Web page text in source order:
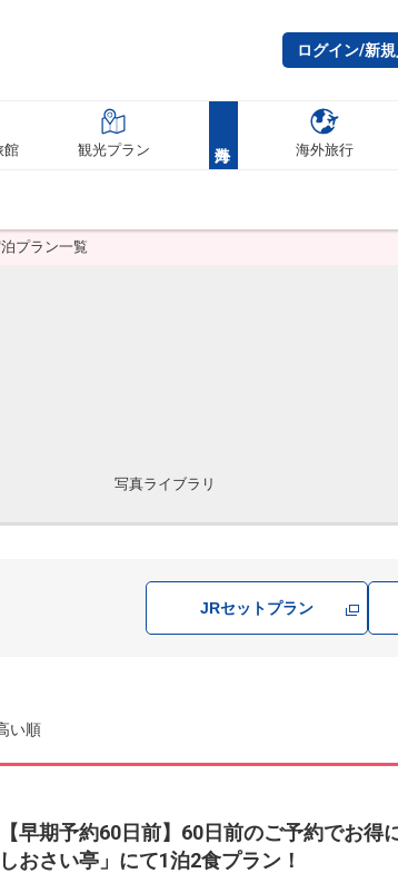
ログイン/新
館 観光プラン 海外旅行
プラン一覧
写真ライブラリ
JRセットプラン
い順
【早期予約60日前】60日前のご予約でお得
しおさい亭」にて1泊2食プラン！